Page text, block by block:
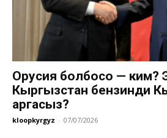
Орусия болбосо — ким?
Кыргызстан бензинди
аргасыз?
kloopkyrgyz - 07/07/2026